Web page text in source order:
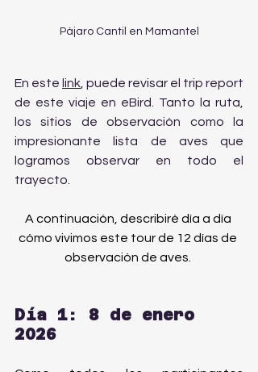
Pájaro Cantil en Mamantel
En este link, puede revisar el trip report
de este viaje en eBird. Tanto la ruta,
los sitios de observación como la
impresionante lista de aves que
logramos observar en todo el
trayecto.
A continuación, describiré día a día
cómo vivimos este tour de 12 días de
observación de aves.
Día 1: 8 de enero
2026